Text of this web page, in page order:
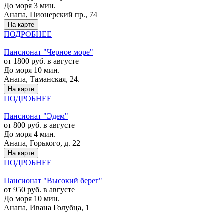
До моря 3 мин.
Анапа, Пионерский пр., 74
На карте
ПОДРОБНЕЕ
Пансионат "Черное море"
от 1800 руб. в августе
До моря 10 мин.
Анапа, Таманская, 24.
На карте
ПОДРОБНЕЕ
Пансионат "Эдем"
от 800 руб. в августе
До моря 4 мин.
Анапа, Горького, д. 22
На карте
ПОДРОБНЕЕ
Пансионат "Высокий берег"
от 950 руб. в августе
До моря 10 мин.
Анапа, Ивана Голубца, 1